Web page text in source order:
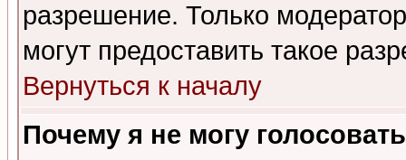
разрешение. Только
могут предоставить такое
Вернуться к началу
Почему я не могу